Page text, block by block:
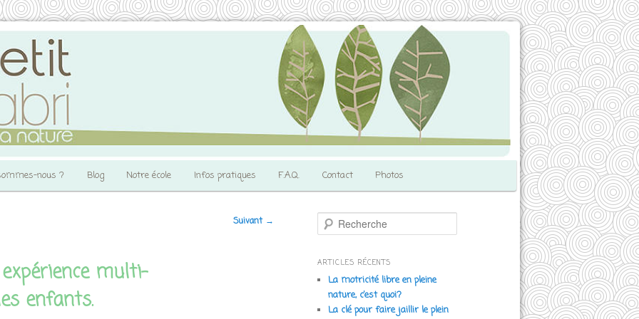
nous ? Blog Notre école Infos pratiques F.A.Q. Contact Photos
Suivant →
multi-
enfants.
e
h
h
ARTICLES RÉCENTS
La motricité libre en pleine
nature, c’est quoi?
La clé pour faire jaillir le plein